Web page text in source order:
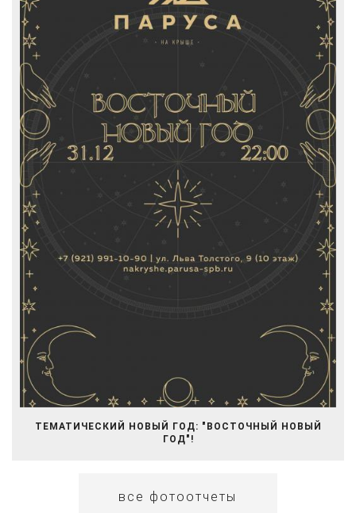
ТЕМАТИЧЕСКИЙ НОВЫЙ ГОД: "ВОСТОЧНЫЙ НОВЫЙ
ГОД"!
все фотоотчеты